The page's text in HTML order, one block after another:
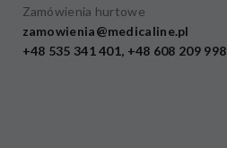
Zamówienia hurtowe
zamowienia@medicaline.pl
+48 535 341 401, +48 608 209 998